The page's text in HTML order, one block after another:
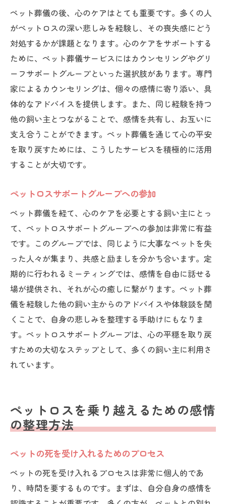
ぎ
日常に取り入れたいメディテーションの習
慣
ペットロスに対する心のケア方法
ホリスティックなアプローチによるストレ
ス管理
フィジカルエクササイズと心の健康の関係
ペットとの思い出を振り返るための手紙や日記
の効果
過去を振り返るための手紙の書き方
心の中でペットと会話することの意義
思い出を残すために手紙を活用するポイン
ト
ペットへの感謝を手紙で伝える効果
日記を書くことで心の整理を助ける方法
ペット葬儀の後、心のケアはとても重要です。多くの人
がペットロスの深い悲しみを経験し、その喪失感にどう
対処するかが課題となります。心のケアをサポートする
ために、ペット葬儀サービスにはカウンセリングやグリ
ーフサポートグループといった選択肢があります。専門
家によるカウンセリングは、個々の感情に寄り添い、具
体的なアドバイスを提供します。また、同じ経験を持つ
他の飼い主とつながることで、感情を共有し、お互いに
支え合うことができます。ペット葬儀を通じて心の平安
を取り戻すためには、こうしたサービスを積極的に活用
することが大切です。
ペットロスサポートグループへの参加
ペット葬儀を経て、心のケアを必要とする飼い主にとっ
て、ペットロスサポートグループへの参加は非常に有益
です。このグループでは、同じように大事なペットを失
った人々が集まり、共感と励ましを分かち合います。定
期的に行われるミーティングでは、感情を自由に話せる
場が提供され、それが心の癒しに繋がります。ペット葬
儀を経験した他の飼い主からのアドバイスや体験談を聞
くことで、自身の悲しみを整理する手助けにもなりま
す。ペットロスサポートグループは、心の平穏を取り戻
すための大切なステップとして、多くの飼い主に利用さ
れています。
ペットロスを乗り越えるための感情
の整理方法
ペットの死を受け入れるためのプロセス
ペットの死を受け入れるプロセスは非常に個人的であ
り、時間を要するものです。まずは、自分自身の感情を